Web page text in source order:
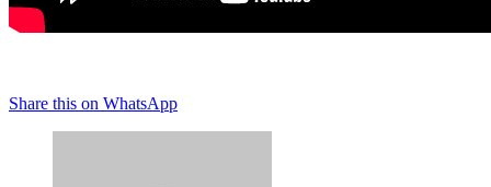
Share this on WhatsApp